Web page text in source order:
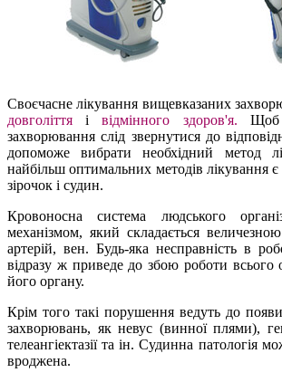
Своєчасне лікування вищевказаних
довголіття івідмінного здоров'я. Щоб
захворювання слід звернутися до
допоможе вибрати необхідний метод
найбільш оптимальних методів лікування
зірочок і судин.
Кровоносна система людського
механізмом, який складається
артерій, вен. Будь-яка несправність в
відразу ж приведе до збою роботи всього
його органу.
Крім того такі порушення ведуть до
захворювань, як невус (винної плями),
телеангіектазії та ін. Судинна патологія
вроджена.